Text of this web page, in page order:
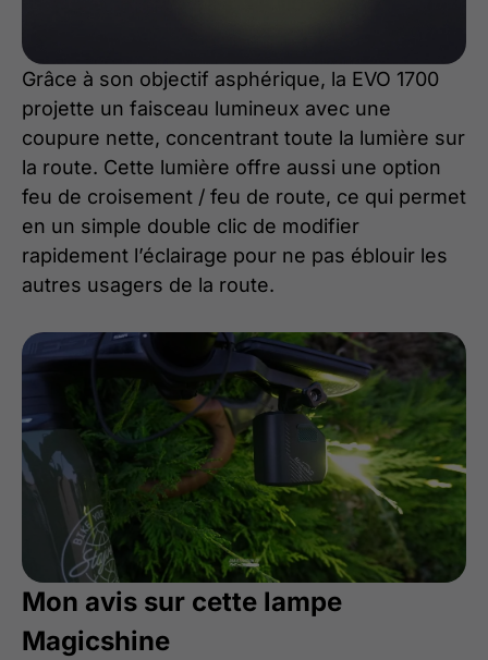
Grâce à son objectif asphérique, la EVO 1700
projette un faisceau lumineux avec une
coupure nette, concentrant toute la lumière sur
la route. Cette lumière offre aussi une option
feu de croisement / feu de route, ce qui permet
en un simple double clic de modifier
rapidement l’éclairage pour ne pas éblouir les
autres usagers de la route.
Mon avis sur cette lampe
Magicshine